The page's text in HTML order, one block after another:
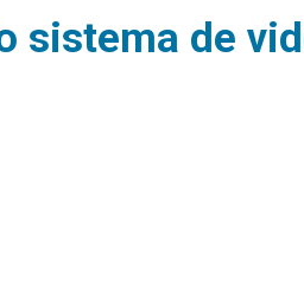
sistema de